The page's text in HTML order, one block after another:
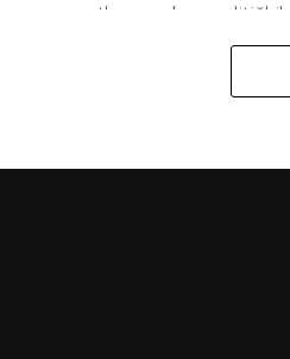
otkazan zbog političkih...